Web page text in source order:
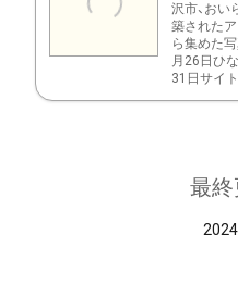
沢市、おい
築された
ら集めた
月26日ひ
31日サイト
最終